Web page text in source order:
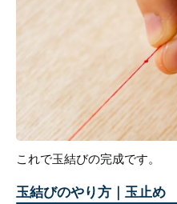
これで玉結びの完成です。
玉結びのやり方｜玉止め